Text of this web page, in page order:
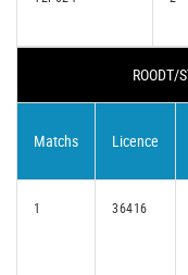
ROODT/
Matchs Licence
1 36416